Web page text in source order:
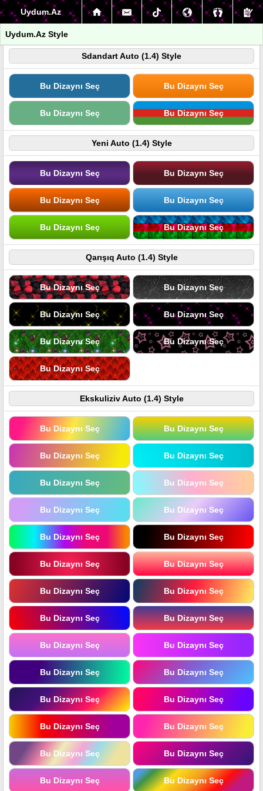
Uydum.Az
Uydum.Az Style
Sdandart Auto (1.4) Style
Bu Dizaynı Seç Bu Dizaynı Seç
Bu Dizaynı Seç Bu Dizaynı Seç
Yeni Auto (1.4) Style
Bu Dizaynı Seç Bu Dizaynı Seç
Bu Dizaynı Seç Bu Dizaynı Seç
Bu Dizaynı Seç Bu Dizaynı Seç
Qarışıq Auto (1.4) Style
Bu Dizaynı Seç Bu Dizaynı Seç
Bu Dizaynı Seç Bu Dizaynı Seç
Bu Dizaynı Seç Bu Dizaynı Seç
Bu Dizaynı Seç
Ekskuliziv Auto (1.4) Style
Bu Dizaynı Seç Bu Dizaynı Seç
Bu Dizaynı Seç Bu Dizaynı Seç
Bu Dizaynı Seç Bu Dizaynı Seç
Bu Dizaynı Seç Bu Dizaynı Seç
Bu Dizaynı Seç Bu Dizaynı Seç
Bu Dizaynı Seç Bu Dizaynı Seç
Bu Dizaynı Seç Bu Dizaynı Seç
Bu Dizaynı Seç Bu Dizaynı Seç
Bu Dizaynı Seç Bu Dizaynı Seç
Bu Dizaynı Seç Bu Dizaynı Seç
Bu Dizaynı Seç Bu Dizaynı Seç
Bu Dizaynı Seç Bu Dizaynı Seç
Bu Dizaynı Seç Bu Dizaynı Seç
Bu Dizaynı Seç Bu Dizaynı Seç